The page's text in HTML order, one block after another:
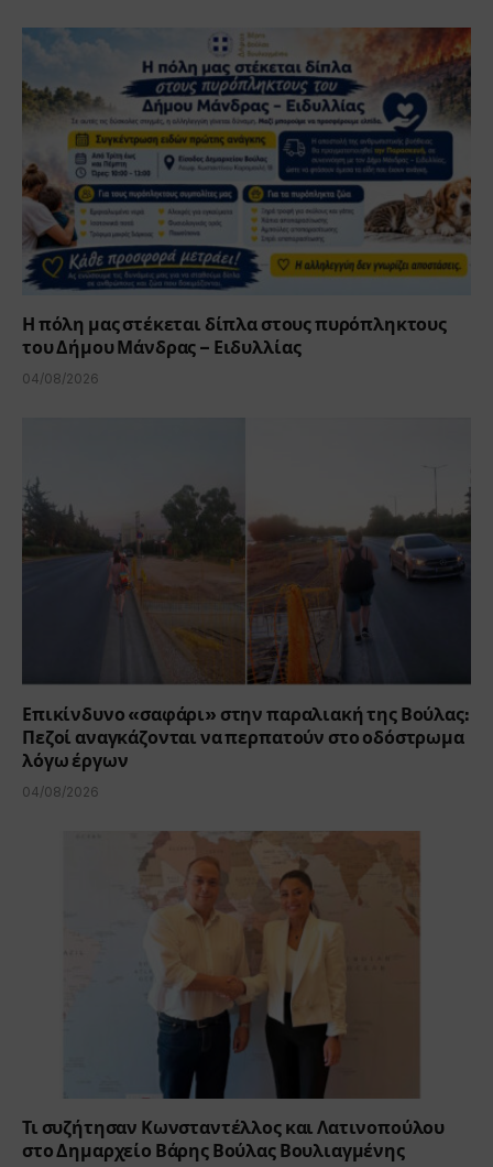
Η πόλη μας στέκεται δίπλα στους πυρόπληκτους
του Δήμου Μάνδρας – Ειδυλλίας
04/08/2026
Επικίνδυνο «σαφάρι» στην παραλιακή της Βούλας:
Πεζοί αναγκάζονται να περπατούν στο οδόστρωμα
λόγω έργων
04/08/2026
Τι συζήτησαν Κωνσταντέλλος και Λατινοπούλου
στο Δημαρχείο Βάρης Βούλας Βουλιαγμένης